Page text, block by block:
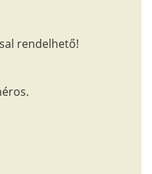
rendelhető!